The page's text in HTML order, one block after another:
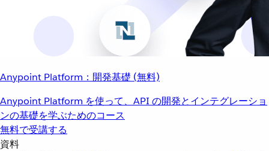
Anypoint Platform：開発基礎 (無料)
Anypoint Platform を使って、API の開発とインテグレーショ
ンの基礎を学ぶためのコース
無料で受講する
資料